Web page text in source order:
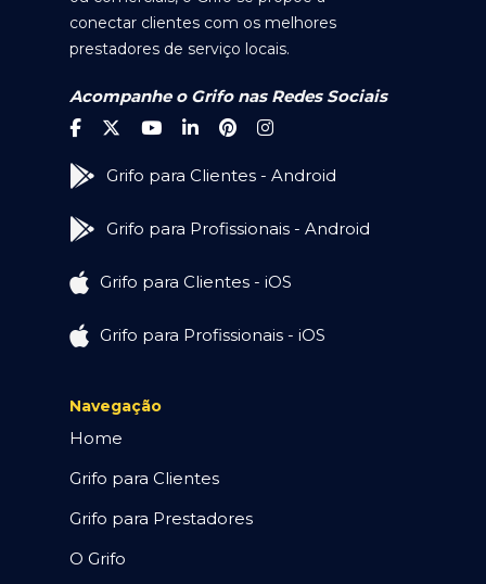
conectar clientes com os melhores
prestadores de serviço locais.
Acompanhe o Grifo nas Redes Sociais
Grifo para Clientes - Android
Grifo para Profissionais - Android
Grifo para Clientes - iOS
Grifo para Profissionais - iOS
Navegação
Home
Grifo para Clientes
Grifo para Prestadores
O Grifo